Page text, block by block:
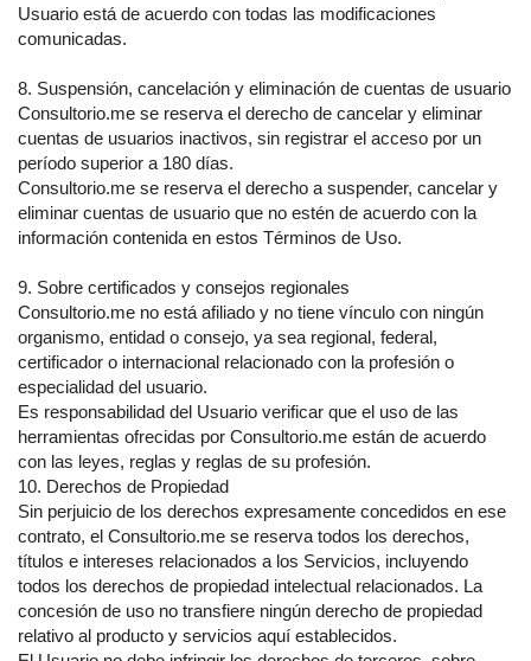
Usuario está de acuerdo con todas las modificaciones
comunicadas.
8. Suspensión, cancelación y eliminación de cuentas de usuario
Consultorio.me se reserva el derecho de cancelar y eliminar
cuentas de usuarios inactivos, sin registrar el acceso por un
período superior a 180 días.
Consultorio.me se reserva el derecho a suspender, cancelar y
eliminar cuentas de usuario que no estén de acuerdo con la
información contenida en estos Términos de Uso.
9. Sobre certificados y consejos regionales
Consultorio.me no está afiliado y no tiene vínculo con ningún
organismo, entidad o consejo, ya sea regional, federal,
certificador o internacional relacionado con la profesión o
especialidad del usuario.
Es responsabilidad del Usuario verificar que el uso de las
herramientas ofrecidas por Consultorio.me están de acuerdo
con las leyes, reglas y reglas de su profesión.
10. Derechos de Propiedad
Sin perjuicio de los derechos expresamente concedidos en ese
contrato, el Consultorio.me se reserva todos los derechos,
títulos e intereses relacionados a los Servicios, incluyendo
todos los derechos de propiedad intelectual relacionados. La
concesión de uso no transfiere ningún derecho de propiedad
relativo al producto y servicios aquí establecidos.